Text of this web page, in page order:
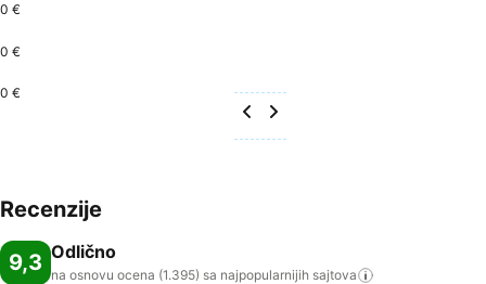
0 €
0 €
0 €
Recenzije
9,3 Odlično
na osnovu ocena (1.395) sa najpopularnijih sajtova